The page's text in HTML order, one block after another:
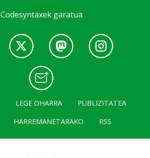
Codesyntaxek garatua
LEGE OHARRA
PUBLIZITATEA
HARREMANETARAKO RSS